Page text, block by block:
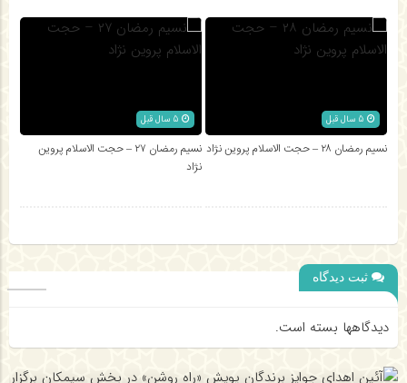
نسیم رمضان ۲۸ – حجت الاسلام پروین نژاد
نسیم رمضان ۲۷ – حجت الاسلام پروین
نژاد
ثبت دیدگاه
دیدگاهها بسته است.